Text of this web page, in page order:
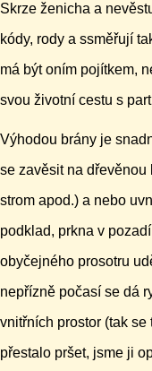
Skrze ženicha a
kódy, rody a ssměřují
má být oním pojítkem,
svou životní cestu s
Výhodou brány je
se zavěsit na dřevěnou
strom apod.) a nebo
podklad, prkna v
obyčejného prosotru
nepřízně počasí se dá
vnitřních prostor (tak se
přestalo pršet, jsme ji